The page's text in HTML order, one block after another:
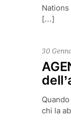
[…]
30
chi la